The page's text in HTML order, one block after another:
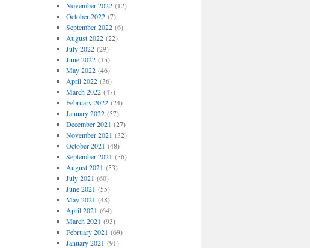
November 2022(12)
October 2022(7)
September 2022(6)
August 2022(22)
July 2022(29)
June 2022(15)
May 2022(46)
April 2022(36)
March 2022(47)
February 2022(24)
January 2022(57)
December 2021 (27)
November 2021 (32)
October 2021 (48)
September 2021 (56)
August 2021 (53)
July 2021 (60)
June 2021 (55)
May 2021 (48)
April 2021 (64)
March 2021 (93)
February 2021 (69)
January 2021 (91)